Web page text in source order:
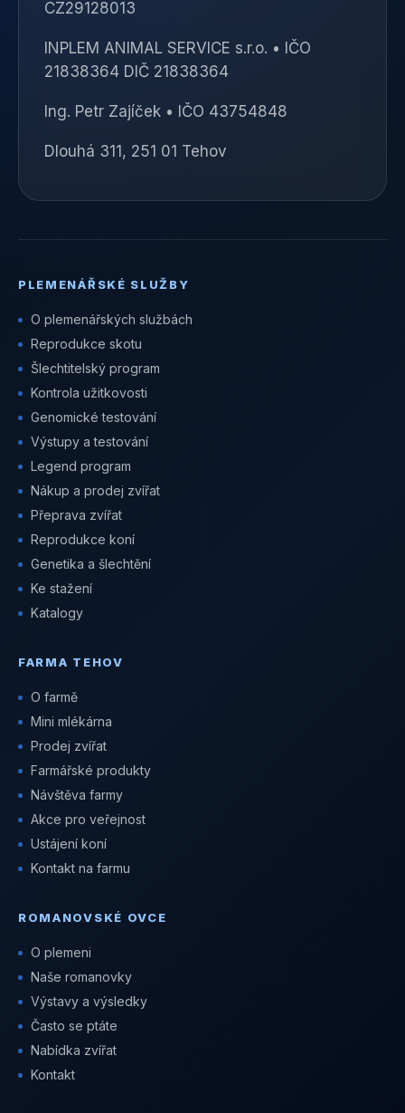
CZ29128013
INPLEM ANIMAL SERVICE s.r.o. • IČO
21838364 DIČ 21838364
Ing. Petr Zajíček • IČO 43754848
Dlouhá 311, 251 01 Tehov
PLEMENÁŘSKÉ SLUŽBY
O plemenářských službách
Reprodukce skotu
Šlechtitelský program
Kontrola užitkovosti
Genomické testování
Výstupy a testování
Legend program
Nákup a prodej zvířat
Přeprava zvířat
Reprodukce koní
Genetika a šlechtění
Ke stažení
Katalogy
FARMA TEHOV
O farmě
Mini mlékárna
Prodej zvířat
Farmářské produkty
Návštěva farmy
Akce pro veřejnost
Ustájení koní
Kontakt na farmu
ROMANOVSKÉ OVCE
O plemeni
Naše romanovky
Výstavy a výsledky
Často se ptáte
Nabídka zvířat
Kontakt